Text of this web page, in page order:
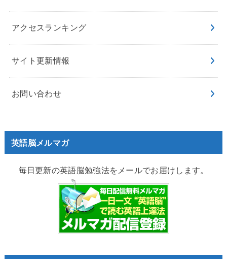
アクセスランキング
サイト更新情報
お問い合わせ
英語脳メルマガ
毎日更新の英語脳勉強法をメールでお届けします。